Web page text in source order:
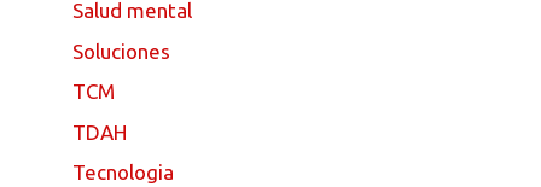
Salud mental
Soluciones
TCM
TDAH
Tecnologia